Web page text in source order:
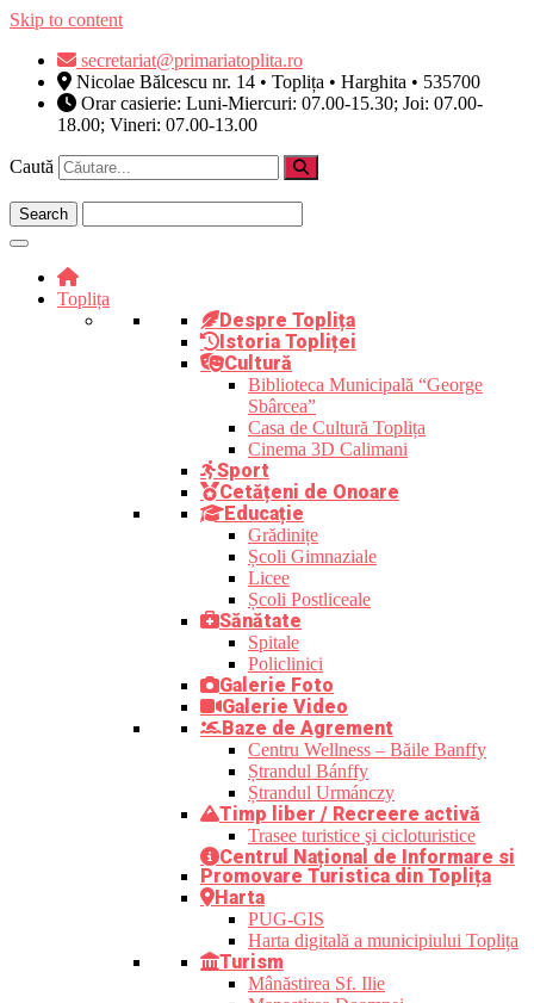
Skip to content
secretariat@primariatoplita.ro
Nicolae Bălcescu nr. 14 • Toplița • Harghita • 535700
Orar casierie: Luni-Miercuri: 07.00-15.30; Joi: 07.00-
18.00; Vineri: 07.00-13.00
Caută
Toplița
Despre Toplița
Istoria Topliței
Cultură
Biblioteca Municipală “George
Sbârcea”
Casa de Cultură Toplița
Cinema 3D Calimani
Sport
Cetățeni de Onoare
Educație
Grădinițe
Școli Gimnaziale
Licee
Școli Postliceale
Sănătate
Spitale
Policlinici
Galerie Foto
Galerie Video
Baze de Agrement
Centru Wellness – Băile Banffy
Ștrandul Bánffy
Ștrandul Urmánczy
Timp liber / Recreere activă
Trasee turistice şi cicloturistice
Centrul Național de Informare si
Promovare Turistica din Toplița
Harta
PUG-GIS
Harta digitală a municipiului Toplița
Turism
Mânăstirea Sf. Ilie